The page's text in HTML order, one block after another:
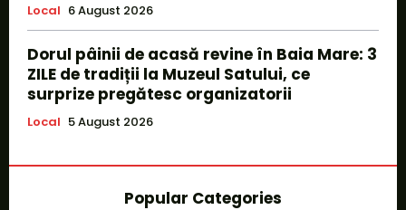
Local 6 August 2026
Dorul pâinii de acasă revine în Baia Mare: 3
ZILE de tradiții la Muzeul Satului, ce
surprize pregătesc organizatorii
Local 5 August 2026
Popular Categories